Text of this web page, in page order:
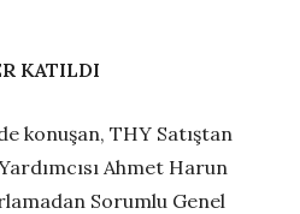
KATILDI
konuşan, THY Satıştan
Ahmet Harun
Sorumlu Genel